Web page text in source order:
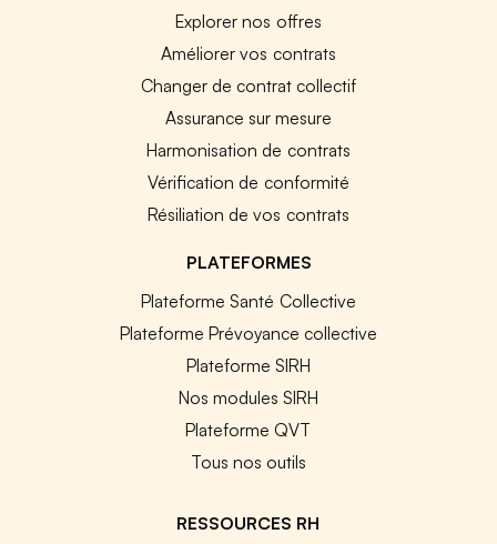
Explorer nos offres
Améliorer vos contrats
Changer de contrat collectif
Assurance sur mesure
Harmonisation de contrats
Vérification de conformité
Résiliation de vos contrats
PLATEFORMES
Plateforme Santé Collective
Plateforme Prévoyance collective
Plateforme SIRH
Nos modules SIRH
Plateforme QVT
Tous nos outils
RESSOURCES RH